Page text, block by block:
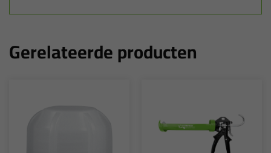
Gerelateerde producten